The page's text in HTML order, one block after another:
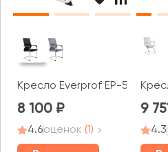
Кресло Everprof EP-510
8 100
4.6оценок (1)
9
4.3